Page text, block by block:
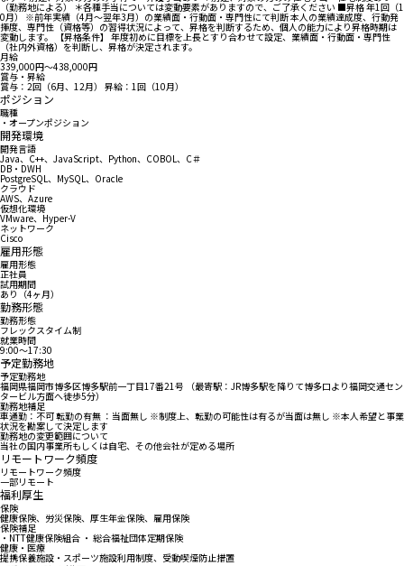
（勤務地による） ＊各種手当については変動要素がありますので、ご了承ください ■昇格 年1回（1
0月） ※前年実績（4月～翌年3月）の業績面・行動面・専門性にて判断 本人の業績達成度、行動発
揮度、専門性（資格等）の習得状況によって、昇格を判断するため、個人の能力により昇格時期は
変動します。 【昇格条件】 年度初めに目標を上長とすり合わせて設定、業績面・行動面・専門性
（社内外資格）を判断し、昇格が決定されます。
月給
339,000円〜438,000円
賞与・昇給
賞与：2回（6月、12月） 昇給：1回（10月）
ポジション
職種
・オープンポジション
開発環境
開発言語
Java、C++、JavaScript、Python、COBOL、C＃
DB・DWH
PostgreSQL、MySQL、Oracle
クラウド
AWS、Azure
仮想化環境
VMware、Hyper-V
ネットワーク
Cisco
雇用形態
雇用形態
正社員
試用期間
あり（4ヶ月）
勤務形態
勤務形態
フレックスタイム制
就業時間
9:00〜17:30
予定勤務地
予定勤務地
福岡県福岡市博多区博多駅前一丁目17番21号 （最寄駅：JR博多駅を降りて博多口より福岡交通セン
タービル方面へ徒歩5分）
勤務地補足
車通勤：不可 転勤の有無 ：当面無し ※制度上、転勤の可能性は有るが当面は無し ※本人希望と事業
状況を勘案して決定します
勤務地の変更範囲について
当社の国内事業所もしくは自宅、その他会社が定める場所
リモートワーク頻度
リモートワーク頻度
一部リモート
福利厚生
保険
健康保険、労災保険、厚生年金保険、雇用保険
保険補足
・NTT健康保険組合 ・ 総合福祉団体定期保険
健康・医療
提携保養施設・スポーツ施設利用制度、受動喫煙防止措置